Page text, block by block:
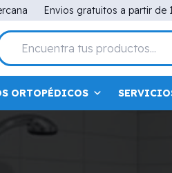
Envios gratuitos a partir de
ORTOPÉDICOS